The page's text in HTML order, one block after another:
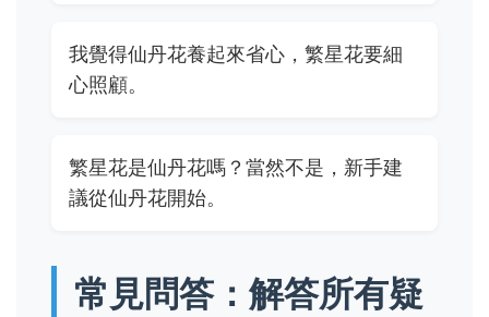
我覺得仙丹花養起來省心，繁星花要細
心照顧。
繁星花是仙丹花嗎？當然不是，新手建
議從仙丹花開始。
常見問答：解答所有疑